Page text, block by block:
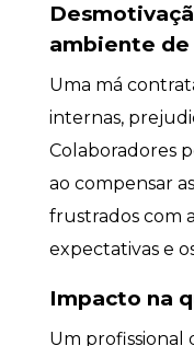
ambiente
Uma má
internas,
Colaboradores
ao compensar
frustrados com
expectativas e
Impacto na
Um profissional